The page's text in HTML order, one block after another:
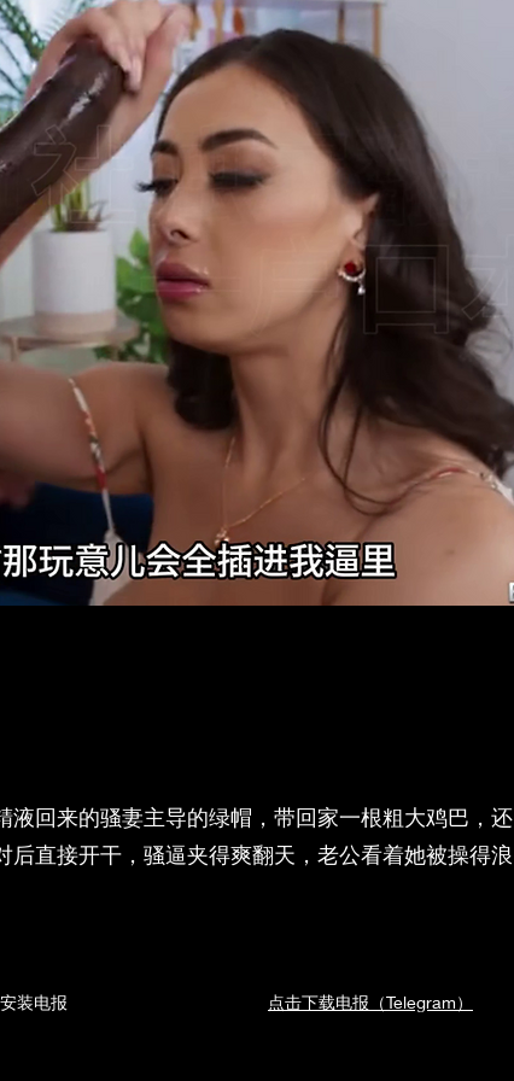
液回来的骚妻主导的绿帽，带回家一根粗大鸡巴，还
后直接开干，骚逼夹得爽翻天，老公看着她被操得浪
装电报
点击下载电报（Telegram）